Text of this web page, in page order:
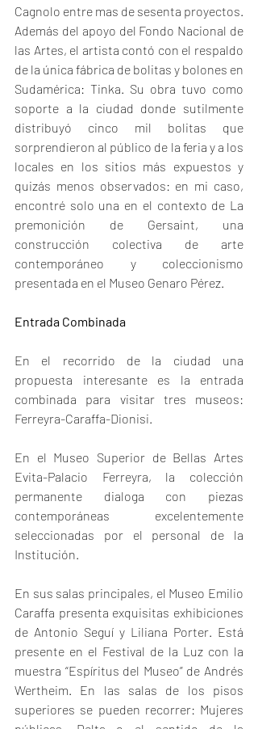
Cagnolo entre mas de sesenta proyectos.
Además del apoyo del Fondo Nacional de
las Artes, el artista contó con el respaldo
de la única fábrica de bolitas y bolones en
Sudamérica: Tinka. Su obra tuvo como
soporte a la ciudad donde sutilmente
distribuyó cinco mil bolitas que
sorprendieron al público de la feria y a los
locales en los sitios más expuestos y
quizás menos observados: en mi caso,
encontré solo una en el contexto de La
premonición de Gersaint, una
construcción colectiva de arte
contemporáneo y coleccionismo
presentada en el Museo Genaro Pérez.
Entrada Combinada
En el recorrido de la ciudad una
propuesta interesante es la entrada
combinada para visitar tres museos:
Ferreyra-Caraffa-Dionisi.
En el Museo Superior de Bellas Artes
Evita-Palacio Ferreyra, la colección
permanente dialoga con piezas
contemporáneas excelentemente
seleccionadas por el personal de la
Institución.
En sus salas principales, el Museo Emilio
Caraffa presenta exquisitas exhibiciones
de Antonio Seguí y Liliana Porter. Está
presente en el Festival de la Luz con la
muestra “Espíritus del Museo” de Andrés
Wertheim. En las salas de los pisos
superiores se pueden recorrer: Mujeres